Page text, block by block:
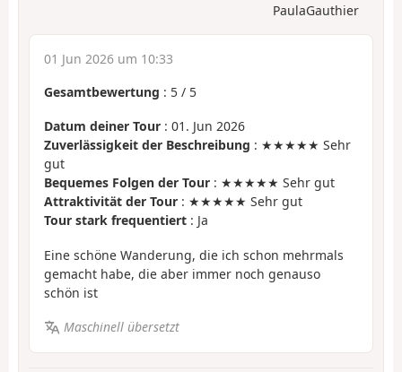
PaulaGauthier
01 Jun 2026 um 10:33
Gesamtbewertung : 5 / 5
Datum deiner Tour : 01. Jun 2026
Zuverlässigkeit der Beschreibung : ★★★★★ Sehr
gut
Bequemes Folgen der Tour : ★★★★★ Sehr gut
Attraktivität der Tour : ★★★★★ Sehr gut
Tour stark frequentiert : Ja
Eine schöne Wanderung, die ich schon mehrmals
gemacht habe, die aber immer noch genauso
schön ist
Maschinell übersetzt